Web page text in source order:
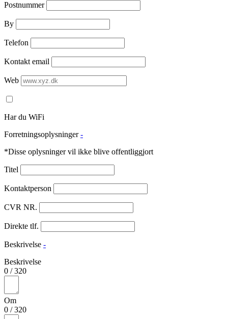
Postnummer
By
Telefon
Kontakt email
Web
Har du WiFi
Forretningsoplysninger -
*Disse oplysninger vil ikke blive offentliggjort
Titel
Kontaktperson
CVR NR.
Direkte tlf.
Beskrivelse -
Beskrivelse
0 /320
Om
0 /320